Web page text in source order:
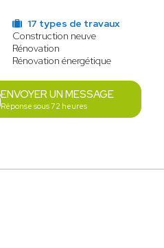
17 types de travaux
Construction neuve
Rénovation
Rénovation énergétique
ENVOYER UN MESSAGE
Réponse sous 72 heures